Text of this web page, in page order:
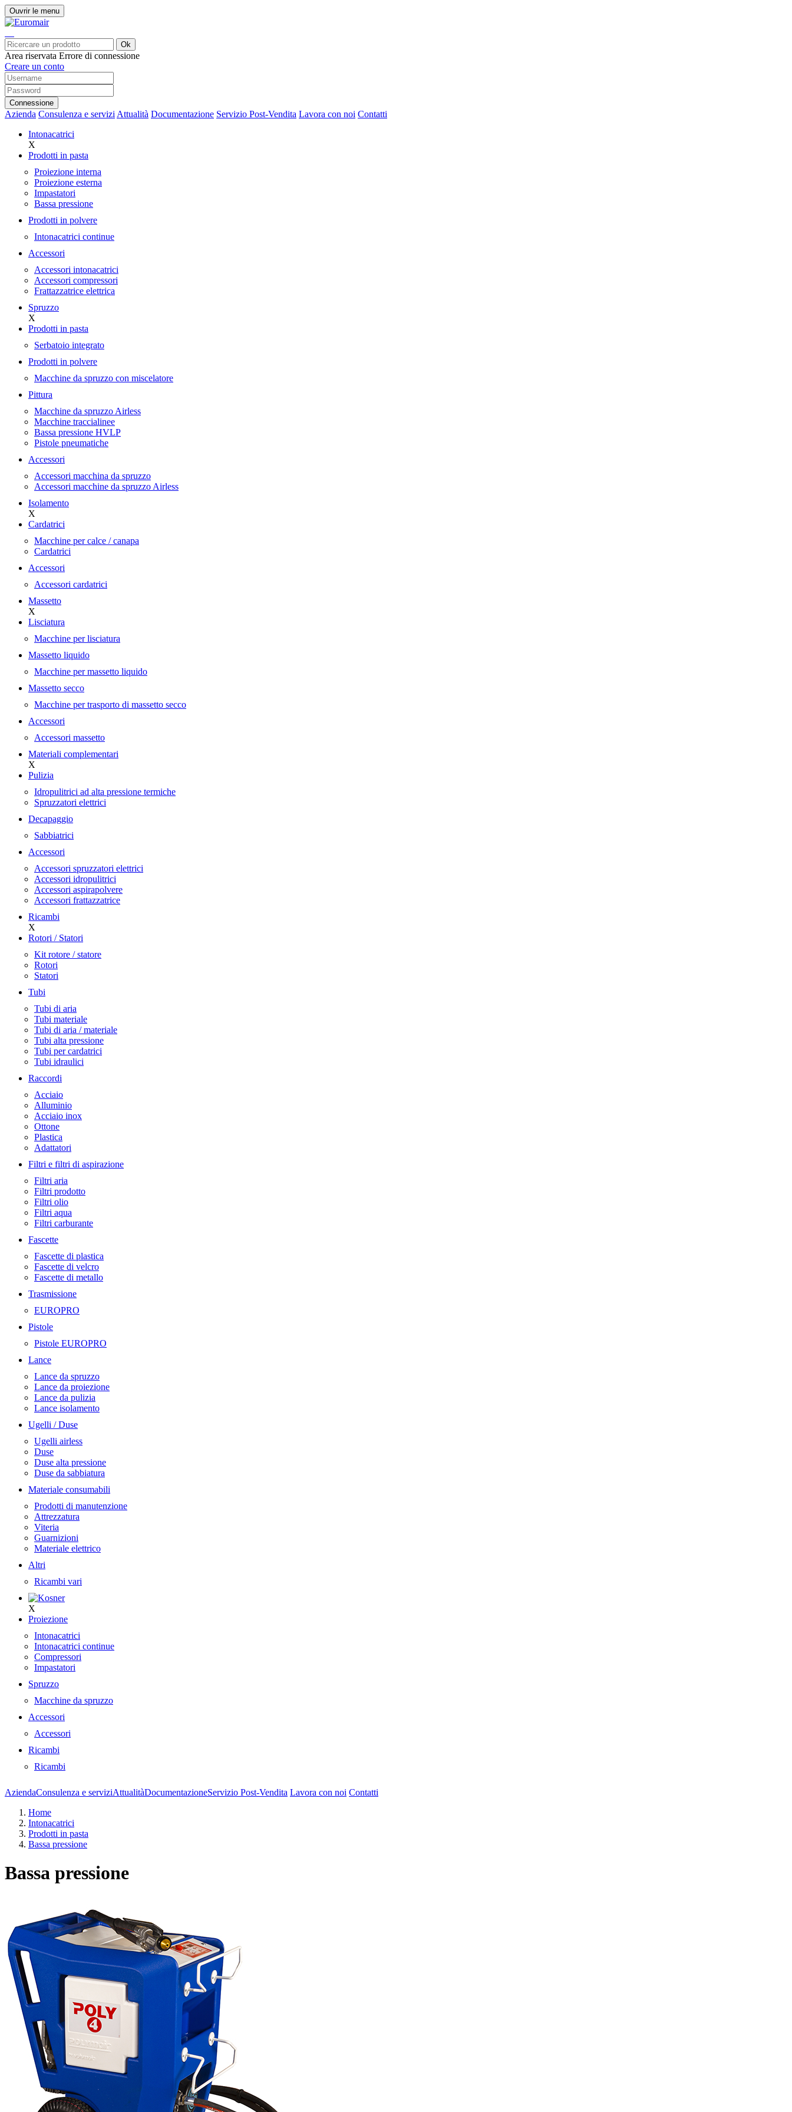
Ouvrir le menu
Ok
Area riservata Errore di connessione
Creare un conto
Connessione
Azienda Consulenza e servizi Attualità Documentazione Servizio Post-Vendita Lavora con noi Contatti
Intonacatrici
X
Prodotti in pasta
Proiezione interna
Proiezione esterna
Impastatori
Bassa pressione
Prodotti in polvere
Intonacatrici continue
Accessori
Accessori intonacatrici
Accessori compressori
Frattazzatrice elettrica
Spruzzo
X
Prodotti in pasta
Serbatoio integrato
Prodotti in polvere
Macchine da spruzzo con miscelatore
Pittura
Macchine da spruzzo Airless
Macchine traccialinee
Bassa pressione HVLP
Pistole pneumatiche
Accessori
Accessori macchina da spruzzo
Accessori macchine da spruzzo Airless
Isolamento
X
Cardatrici
Macchine per calce / canapa
Cardatrici
Accessori
Accessori cardatrici
Massetto
X
Lisciatura
Macchine per lisciatura
Massetto liquido
Macchine per massetto liquido
Massetto secco
Macchine per trasporto di massetto secco
Accessori
Accessori massetto
Materiali complementari
X
Pulizia
Idropulitrici ad alta pressione termiche
Spruzzatori elettrici
Decapaggio
Sabbiatrici
Accessori
Accessori spruzzatori elettrici
Accessori idropulitrici
Accessori aspirapolvere
Accessori frattazzatrice
Ricambi
X
Rotori / Statori
Kit rotore / statore
Rotori
Statori
Tubi
Tubi di aria
Tubi materiale
Tubi di aria / materiale
Tubi alta pressione
Tubi per cardatrici
Tubi idraulici
Raccordi
Acciaio
Alluminio
Acciaio inox
Ottone
Plastica
Adattatori
Filtri e filtri di aspirazione
Filtri aria
Filtri prodotto
Filtri olio
Filtri aqua
Filtri carburante
Fascette
Fascette di plastica
Fascette di velcro
Fascette di metallo
Trasmissione
EUROPRO
Pistole
Pistole EUROPRO
Lance
Lance da spruzzo
Lance da proiezione
Lance da pulizia
Lance isolamento
Ugelli / Duse
Ugelli airless
Duse
Duse alta pressione
Duse da sabbiatura
Materiale consumabili
Prodotti di manutenzione
Attrezzatura
Viteria
Guarnizioni
Materiale elettrico
Altri
Ricambi vari
X
Proiezione
Intonacatrici
Intonacatrici continue
Compressori
Impastatori
Spruzzo
Macchine da spruzzo
Accessori
Accessori
Ricambi
Ricambi
AziendaConsulenza e serviziAttualitàDocumentazioneServizio Post-Vendita Lavora con noi Contatti
Home
Intonacatrici
Prodotti in pasta
Bassa pressione
Bassa pressione